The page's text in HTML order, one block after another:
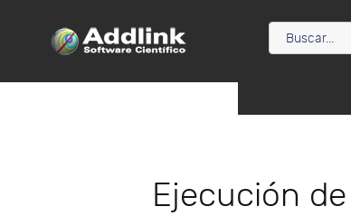
Ejecución de